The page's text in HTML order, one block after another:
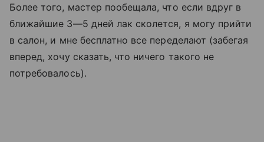
Более того, мастер пообещала, что если вдруг в
ближайшие 3—5 дней лак сколется, я могу прийти
в салон, и мне бесплатно все переделают (забегая
вперед, хочу сказать, что ничего такого не
потребовалось).